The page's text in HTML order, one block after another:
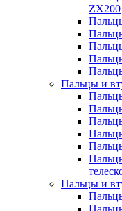
ZX200
Пальцы и
Пальцы и